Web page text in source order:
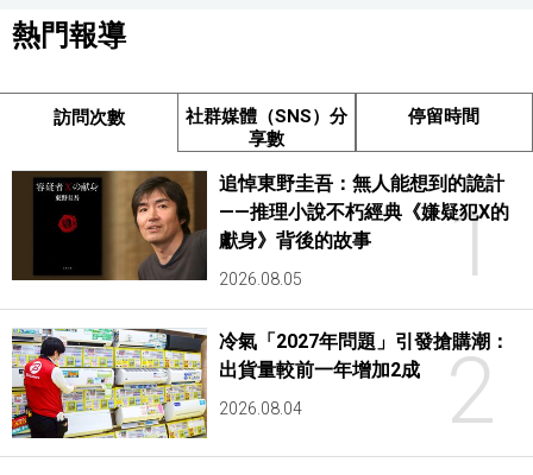
熱門報導
訪問次數
社群媒體（SNS）分
享數
停留時間
1
追悼東野圭吾：無人能想到的詭計
——推理小說不朽經典《嫌疑犯X的
獻身》背後的故事
2026.08.05
2
冷氣「2027年問題」引發搶購潮：
出貨量較前一年增加2成
2026.08.04